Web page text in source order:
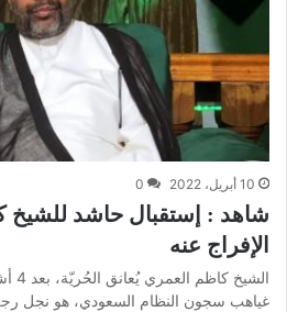
10 أبريل، 2022 0
شاهد : إستقبال حاشد للشيخ
الإفراج عنه
غياهب سجون النظام السعودي، هو نجل